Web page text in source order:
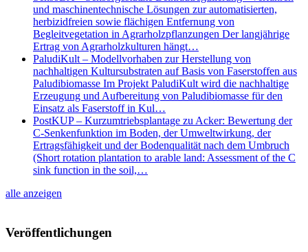
und maschinentechnische Lösungen zur automatisierten,
herbizidfreien sowie flächigen Entfernung von
Begleitvegetation in Agrarholzpflanzungen Der langjährige
Ertrag von Agrarholzkulturen hängt…
PaludiKult – Modellvorhaben zur Herstellung von
nachhaltigen Kultursubstraten auf Basis von Faserstoffen aus
Paludibiomasse Im Projekt PaludiKult wird die nachhaltige
Erzeugung und Aufbereitung von Paludibiomasse für den
Einsatz als Faserstoff in Kul…
PostKUP – Kurzumtriebsplantage zu Acker: Bewertung der
C-Senkenfunktion im Boden, der Umweltwirkung, der
Ertragsfähigkeit und der Bodenqualität nach dem Umbruch
(Short rotation plantation to arable land: Assessment of the C
sink function in the soil,…
alle anzeigen
Veröffentlichungen